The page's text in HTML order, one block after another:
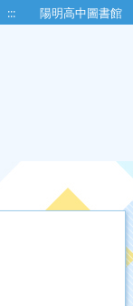
::: 陽明高中圖書館